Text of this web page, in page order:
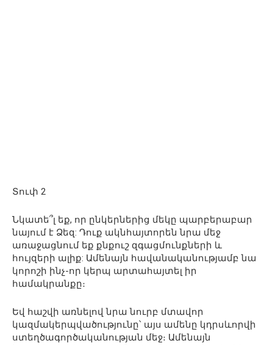
Տուփ 2
Նկատե՞լ եք, որ ընկերներից մեկը պարբերաբար
նայում է Ձեզ: Դուք ակնհայտորեն նրա մեջ
առաջացնում եք քնքուշ զգացմունքների և
հույզերի ալիք: Ամենայն հավանականությամբ նա
կորոշի ինչ-որ կերպ արտահայտել իր
համակրանքը։
Եվ հաշվի առնելով նրա նուրբ մտավոր
կազմակերպվածությունը՝ այս ամենը կդրսևորվի
ստեղծագործականության մեջ։ Ամենայն